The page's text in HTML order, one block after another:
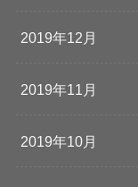
2019年12月
2019年11月
2019年10月